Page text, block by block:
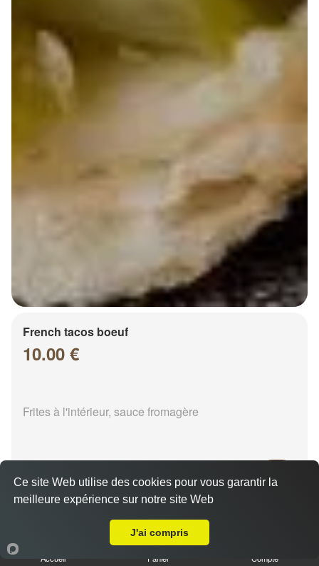
French tacos boeuf
10.00 €
Frites à l'intérieur, sauce fromagère
Accueil Panier Compte
Ce site Web utilise des cookies pour vous garantir la
meilleure expérience sur notre site Web
J'ai compris